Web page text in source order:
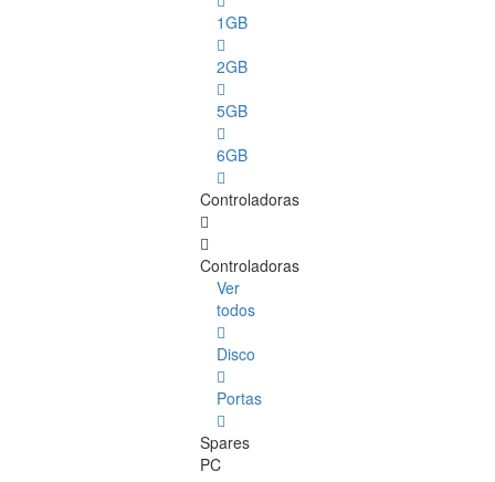
1GB
2GB
5GB
6GB
Controladoras
Controladoras
Ver
todos
Disco
Portas
Spares
PC